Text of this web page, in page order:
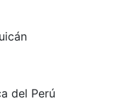
del Perú